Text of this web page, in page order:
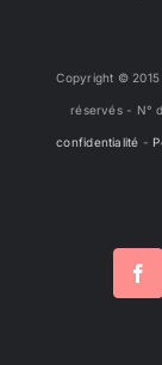
Copyright © 2015
réservés - N°
confidentialité -